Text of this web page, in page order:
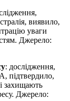
виявило,
уваги
Джерело:
: дослідження,
підтвердило,
захищають
Джерело: